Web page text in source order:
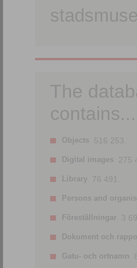
The
contains...
Objects 516 253.
Digital images 275
Library 76 491.
Persons and
Föreställningar 3
Dokument och
Gatu- och ortnamn